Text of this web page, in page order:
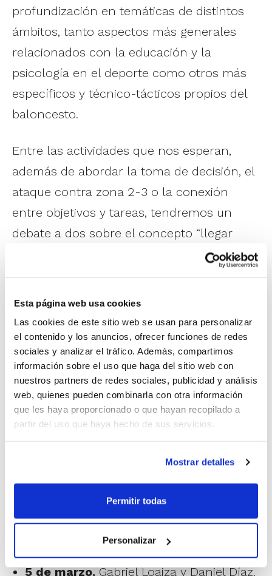
Esta página web usa cookies
Las cookies de este sitio web se usan para personalizar
el contenido y los anuncios, ofrecer funciones de redes
sociales y analizar el tráfico. Además, compartimos
información sobre el uso que haga del sitio web con
nuestros partners de redes sociales, publicidad y análisis
web, quienes pueden combinarla con otra información
que les haya proporcionado o que hayan recopilado a
partir del uso que haya hecho de sus servicios.
Mostrar detalles
Permitir todas
Personalizar
profundización en temáticas de distintos
ámbitos, tanto aspectos más generales
relacionados con la educación y la
psicología en el deporte como otros más
específicos y técnico-tácticos propios del
baloncesto.
Entre las actividades que nos esperan,
además de abordar la toma de decisión, el
ataque contra zona 2-3 o la conexión
entre objetivos y tareas, tendremos un
debate a dos sobre el concepto “llegar
Calendario de actividades:
19 de febrero.Andrés Miso. Toma de
decisión a partir de normas
5 de marzo.Gabriel Loaiza y Daniel Díaz.